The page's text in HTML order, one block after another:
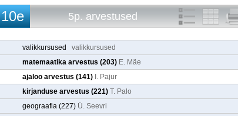
10e
10c
11b
11c
5p. arvestused
5p. tunniplaan
valikkursused
valikkursused
matemaatika arvestus (203) E. Mäe
ajaloo arvestus (141) I. Pajur
kirjanduse arvestus (221) T. Palo
geograafia (227) Ü. Seevri